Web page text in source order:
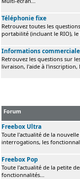
Téléphonie fixe
Retrouvez toutes les
portabilité (incluant le RIO), le
Informations
Retrouvez les questions sur
livraison, l'aide à l'inscription,
Forum
Freebox Ultra
Toute l'actualité de la
interrogations, les
Freebox Pop
Toute l'actualité de la petite
fonctionnalités...